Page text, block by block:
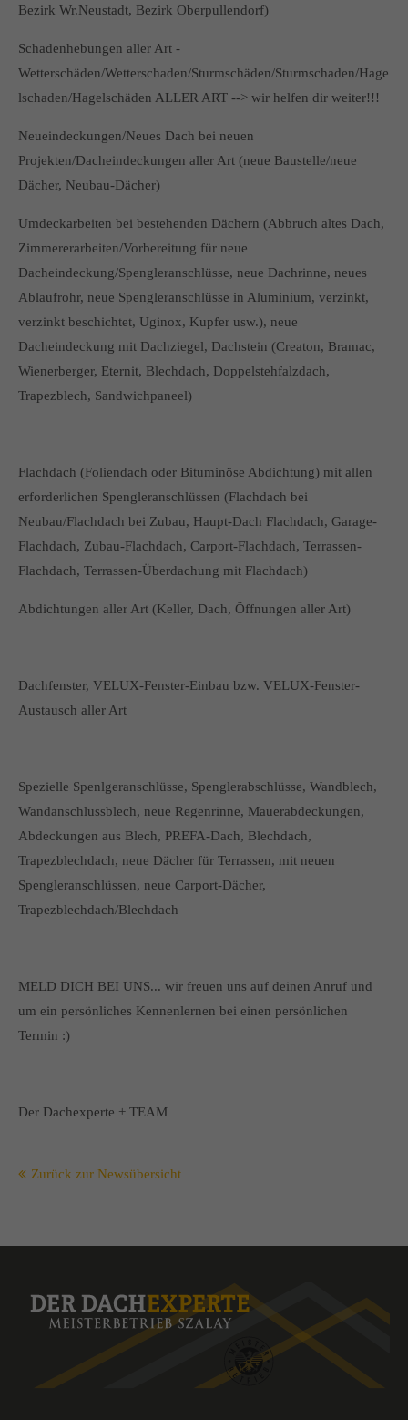
Bezirk Wr.Neustadt, Bezirk Oberpullendorf)
Schadenhebungen aller Art -
Wetterschäden/Wetterschaden/Sturmschäden/Sturmschaden/Hage
lschaden/Hagelschäden ALLER ART --> wir helfen dir weiter!!!
Neueindeckungen/Neues Dach bei neuen
Projekten/Dacheindeckungen aller Art (neue Baustelle/neue
Dächer, Neubau-Dächer)
Umdeckarbeiten bei bestehenden Dächern (Abbruch altes Dach,
Zimmererarbeiten/Vorbereitung für neue
Dacheindeckung/Spengleranschlüsse, neue Dachrinne, neues
Ablaufrohr, neue Spengleranschlüsse in Aluminium, verzinkt,
verzinkt beschichtet, Uginox, Kupfer usw.), neue
Dacheindeckung mit Dachziegel, Dachstein (Creaton, Bramac,
Wienerberger, Eternit, Blechdach, Doppelstehfalzdach,
Trapezblech, Sandwichpaneel)
Flachdach (Foliendach oder Bituminöse Abdichtung) mit allen
erforderlichen Spengleranschlüssen (Flachdach bei
Neubau/Flachdach bei Zubau, Haupt-Dach Flachdach, Garage-
Flachdach, Zubau-Flachdach, Carport-Flachdach, Terrassen-
Flachdach, Terrassen-Überdachung mit Flachdach)
Abdichtungen aller Art (Keller, Dach, Öffnungen aller Art)
Dachfenster, VELUX-Fenster-Einbau bzw. VELUX-Fenster-
Austausch aller Art
Spezielle Spenlgeranschlüsse, Spenglerabschlüsse, Wandblech,
Wandanschlussblech, neue Regenrinne, Mauerabdeckungen,
Abdeckungen aus Blech, PREFA-Dach, Blechdach,
Trapezblechdach, neue Dächer für Terrassen, mit neuen
Spengleranschlüssen, neue Carport-Dächer,
Trapezblechdach/Blechdach
MELD DICH BEI UNS... wir freuen uns auf deinen Anruf und
um ein persönliches Kennenlernen bei einen persönlichen
Termin :)
Der Dachexperte + TEAM
Zurück zur Newsübersicht